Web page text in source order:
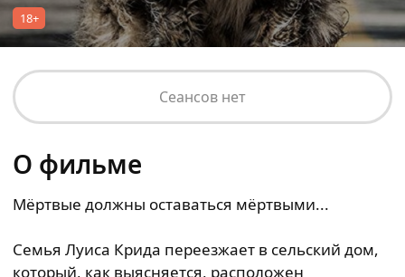
18+
Сеансов нет
О фильме
Мёртвые должны оставаться мёртвыми...
Семья Луиса Крида переезжает в сельский дом,
который, как выясняется, расположен